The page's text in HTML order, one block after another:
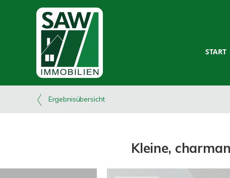
START
Ergebnisübersicht
Kleine,